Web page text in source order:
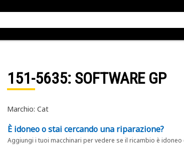
151-5635: SOFTWARE GP
Marchio: Cat
È idoneo o stai cercando una riparazione?
Aggiungi i tuoi macchinari per vedere se il ricambio è